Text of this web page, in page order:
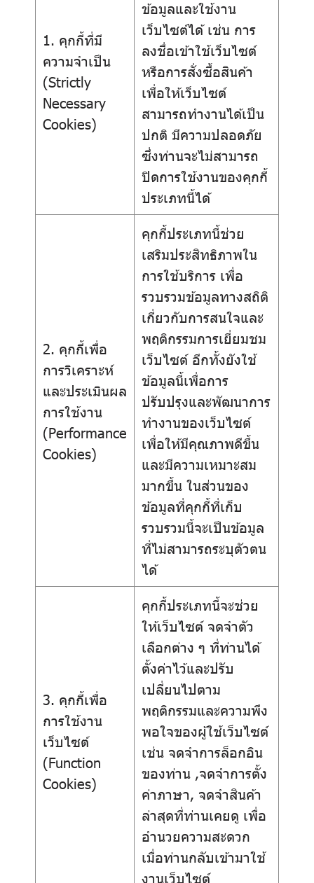
1. คุกกี้ที่มี
ความจำเป็น
(Strictly
Necessary
Cookies)
ข้อมูลและใช้งาน
เว็บไซต์ได้ เช่น การ
ลงชื่อเข้าใช้เว็บไซต์
หรือการสั่งซื้อสินค้า
เพื่อให้เว็บไซต์
สามารถทำงานได้เป็น
ปกติ มีความปลอดภัย
ซึ่งท่านจะไม่สามารถ
ปิดการใช้งานของคุกกี้
ประเภทนี้ได้
2. คุกกี้เพื่อ
การวิเคราะห์
และประเมินผล
การใช้งาน
(Performance
Cookies)
คุกกี้ประเภทนี้ช่วย
เสริมประสิทธิภาพใน
การใช้บริการ เพื่อ
รวบรวมข้อมูลทางสถิติ
เกี่ยวกับการสนใจและ
พฤติกรรมการเยี่ยมชม
เว็บไซต์ อีกทั้งยังใช้
ข้อมูลนี้เพื่อการ
ปรับปรุงและพัฒนาการ
ทำงานของเว็บไซต์
เพื่อให้มีคุณภาพดีขึ้น
และมีความเหมาะสม
มากขึ้น ในส่วนของ
ข้อมูลที่คุกกี้ที่เก็บ
รวบรวมนี้จะเป็นข้อมูล
ที่ไม่สามารถระบุตัวตน
ได้
3. คุกกี้เพื่อ
การใช้งาน
เว็บไซต์
(Function
Cookies)
คุกกี้ประเภทนี้จะช่วย
ให้เว็บไซต์ จดจำตัว
เลือกต่าง ๆ ที่ท่านได้
ตั้งค่าไว้และปรับ
เปลี่ยนไปตาม
พฤติกรรมและความพึง
พอใจของผู้ใช้เว็บไซต์
เช่น จดจำการล็อกอิน
ของท่าน ,จดจำการตั้ง
ค่าภาษา, จดจำสินค้า
ล่าสุดที่ท่านเคยดู เพื่อ
อำนวยความสะดวก
เมื่อท่านกลับเข้ามาใช้
งานเว็บไซต์